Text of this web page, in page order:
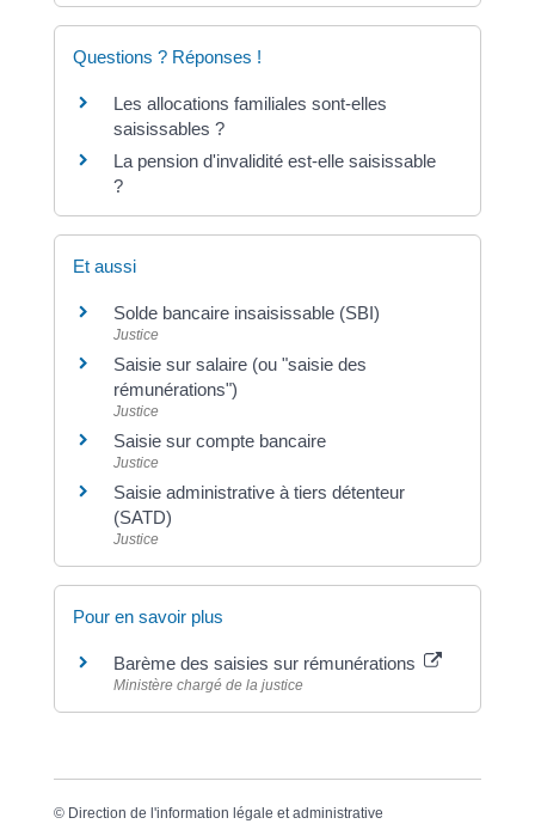
Questions ? Réponses !
Les allocations familiales sont-elles
saisissables ?
La pension d'invalidité est-elle saisissable
?
Et aussi
Solde bancaire insaisissable (SBI)
Justice
Saisie sur salaire (ou "saisie des
rémunérations")
Justice
Saisie sur compte bancaire
Justice
Saisie administrative à tiers détenteur
(SATD)
Justice
Pour en savoir plus
Barème des saisies sur rémunérations
Ministère chargé de la justice
© Direction de l'information légale et administrative